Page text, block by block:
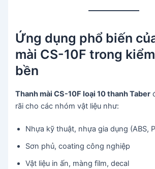
Ứng dụng phổ biến
mài CS-10F trong
bền
Thanh mài CS-10F loại 10 thanh Taber
rãi cho các nhóm vật liệu như:
Nhựa kỹ thuật, nhựa gia dụng (ABS,
Sơn phủ, coating công nghiệp
Vật liệu in ấn, màng film, decal